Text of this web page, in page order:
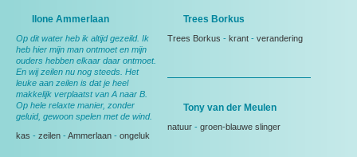
Ilone Ammerlaan
Op dit water heb ik altijd gezeild. Ik
heb hier mijn man ontmoet en mijn
ouders hebben elkaar daar ontmoet.
En wij zeilen nu nog steeds. Het
leuke aan zeilen is dat je heel
makkelijk verplaatst van A naar B.
Op hele relaxte manier, zonder
geluid, gewoon spelen met de wind.
kas - zeilen - Ammerlaan - ongeluk
Trees Borkus
Trees Borkus - krant - verandering
Tony van der Meulen
natuur - groen-blauwe slinger